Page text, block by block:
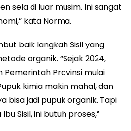
sela di luar musim. Ini sangat
kata Norma.
baik langkah Sisil yang
organik. “Sejak 2024,
Pemerintah Provinsi mulai
kimia makin mahal, dan
bisa jadi pupuk organik. Tapi
Sisil, ini butuh proses,”